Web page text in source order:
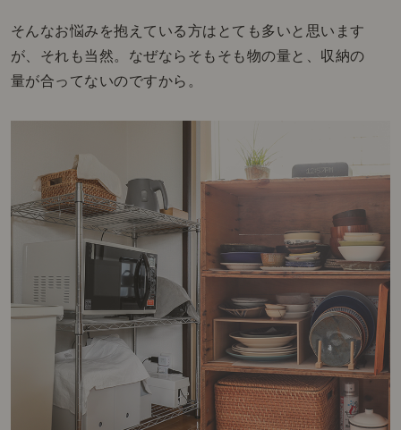
そんなお悩みを抱えている方はとても多いと思います
が、それも当然。なぜならそもそも物の量と、収納の
量が合ってないのですから。